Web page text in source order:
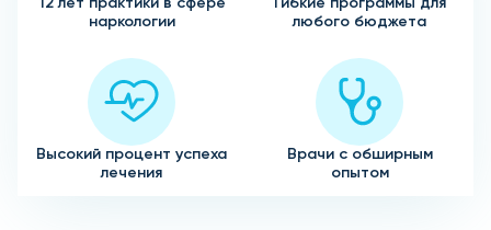
наркологии
любого бюджета
Высокий процент успеха
лечения
Врачи с обширным
опытом